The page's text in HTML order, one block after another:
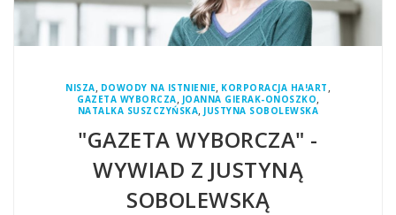
NISZA, DOWODY NA ISTNIENIE, KORPORACJA HA!ART ,
GAZETA WYBORCZA, JOANNA GIERAK-ONOSZKO,
NATALKA SUSZCZYŃSKA, JUSTYNA SOBOLEWSKA
"GAZETA WYBORCZA" -
WYWIAD Z JUSTYNĄ
SOBOLEWSKĄ